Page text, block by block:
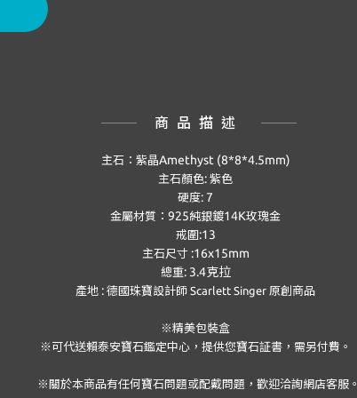
商品描述
主石：紫晶Amethyst (8*8*4.5mm)
主石顏色: 紫色
硬度: 7
金屬材質： 925純銀鍍14K玫瑰金
戒圍 :13
主石尺寸 :16x15mm
總重: 3.4克拉
產地 : 德國珠寶設計師 Scarlett Singer 原創商品
※精美包裝盒
※可代送賴泰安寶石鑑定中心，提供您寶石証書，需另付費。
※關於本商品有任何寶石問題或配戴問題，歡迎洽詢網店客服。